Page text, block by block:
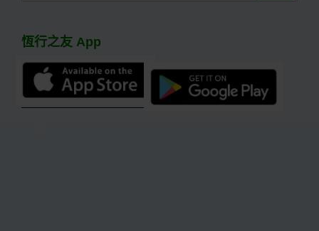
字:
恆行之友 App